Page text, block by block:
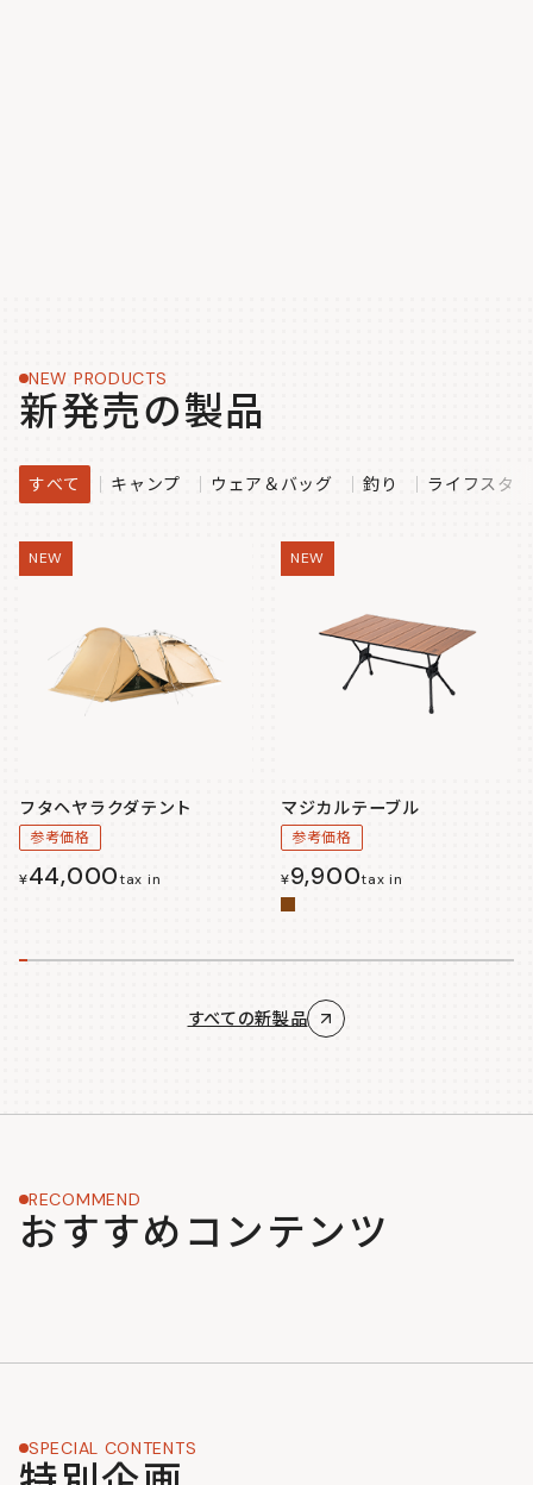
NEW PRODUCTS
新発売の製品
すべて キャンプ ウェア＆バッグ 釣り ライフスタ
NEW
フタヘヤラクダテント
参考価格
¥44,000tax in
NEW
マジカルテーブル
参考価格
¥9,900tax in
すべての新製品
RECOMMEND
おすすめコンテンツ
SPECIAL CONTENTS